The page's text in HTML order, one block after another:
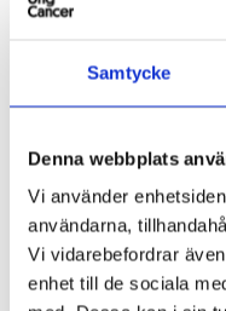
Samtycke
Denna webbplats
Vi använder
användarna,
Vi vidarebefordrar
enhet till de sociala
Sandra Lindkvist
❤
Ung Cancer
Stort tack till Rita
alla er som skänker